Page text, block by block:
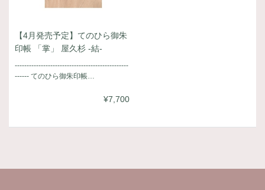
【4月発売予定】てのひら御朱
印帳 「掌」 屋久杉 -結-
------------------------------------------------
------ てのひら御朱印帳…
¥7,700